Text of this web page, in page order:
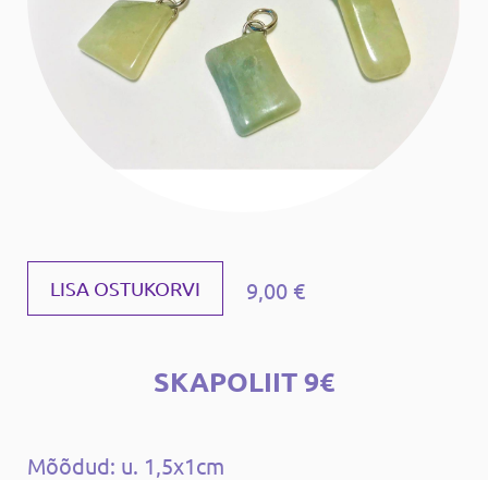
LISA OSTUKORVI 9,00 €
SKAPOLIIT 9€
Mõõdud: u. 1,5x1cm